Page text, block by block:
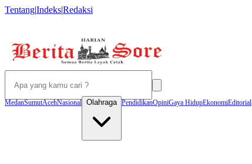
Tentang|Indeks|Redaksi
MedanSumutAcehNasional Olahraga PendidikanOpiniGaya HidupEkonomiEditorial